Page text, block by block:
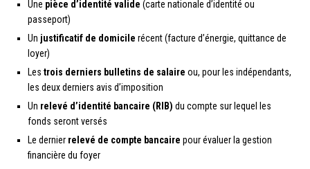
Une pièce d’identité valide (carte nationale d’identité ou
passeport)
Un justificatif de domicile récent (facture d’énergie, quittance de
loyer)
Les trois derniers bulletins de salaire ou, pour les indépendants,
les deux derniers avis d’imposition
Un relevé d’identité bancaire (RIB) du compte sur lequel les
fonds seront versés
Le dernier relevé de compte bancaire pour évaluer la gestion
financière du foyer